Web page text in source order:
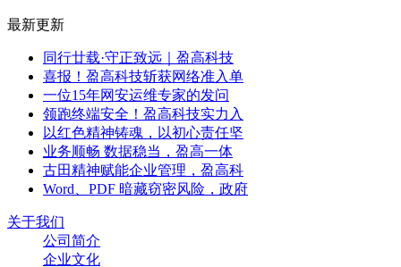
最新更新
同行廿载·守正致远｜盈高科技
喜报！盈高科技斩获网络准入单
一位15年网安运维专家的发问
领跑终端安全！盈高科技实力入
以红色精神铸魂，以初心责任坚
业务顺畅 数据稳当，盈高一体
古田精神赋能企业管理，盈高科
Word、PDF 暗藏窃密风险，政府
关于我们
公司简介
企业文化